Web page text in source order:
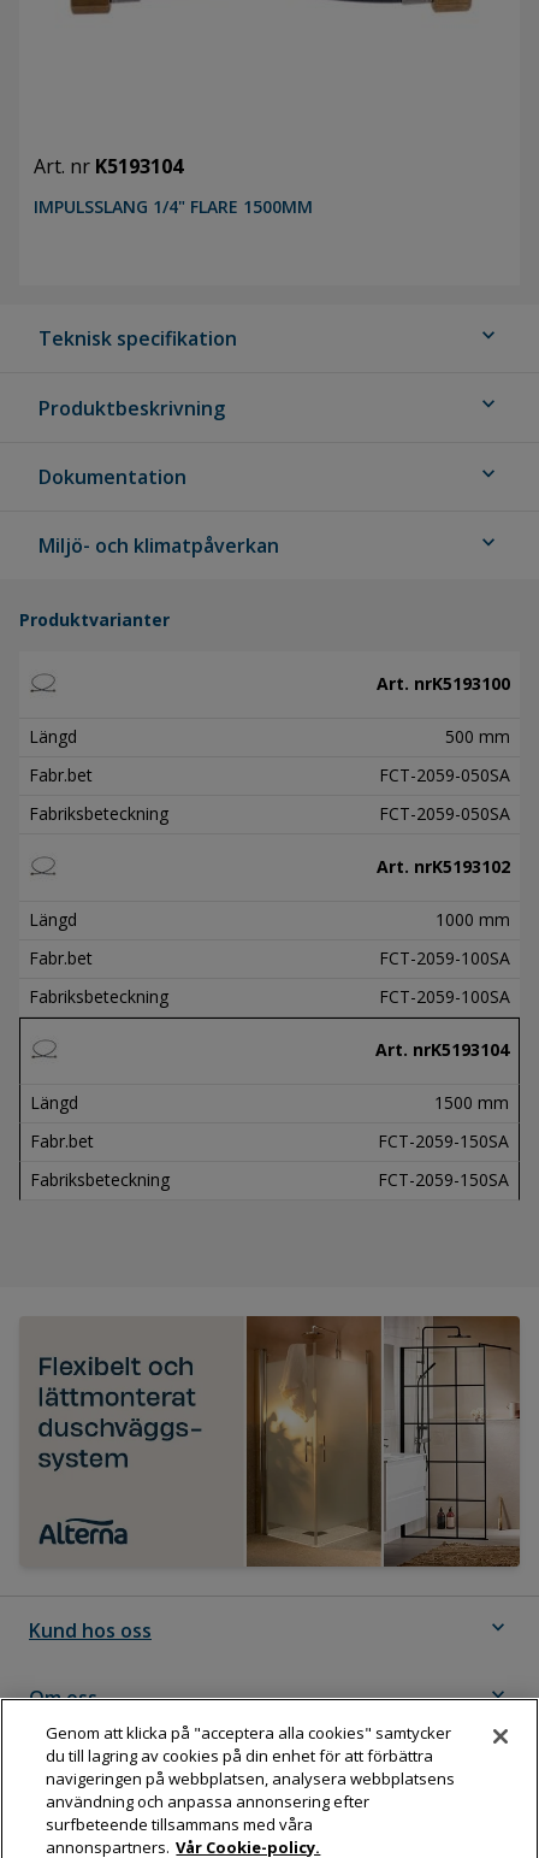
Art. nr K5193104
IMPULSSLANG 1/4" FLARE 1500MM
Teknisk specifikation expand_more
Produktbeskrivning expand_more
Dokumentation expand_more
Miljö- och klimatpåverkan expand_more
Produktvarianter
Art. nrK5193100
Längd
500 mm
Fabr.bet
FCT-2059-050SA
Fabriksbeteckning
FCT-2059-050SA
Art. nrK5193102
Längd
1000 mm
Fabr.bet
FCT-2059-100SA
Fabriksbeteckning
FCT-2059-100SA
Art. nrK5193104
Längd
1500 mm
Fabr.bet
FCT-2059-150SA
Fabriksbeteckning
FCT-2059-150SA
Kund hos oss expand_more
Om oss expand_more
Följ Dahl
Genom att klicka på "acceptera alla cookies" samtycker
du till lagring av cookies på din enhet för att förbättra
navigeringen på webbplatsen, analysera webbplatsens
användning och anpassa annonsering efter
surfbeteende tillsammans med våra
annonspartners. Vår Cookie-policy.